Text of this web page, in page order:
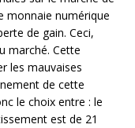
monnaie numérique
de gain. Ceci,
marché. Cette
les mauvaises
de cette
le choix entre : le
est de 21